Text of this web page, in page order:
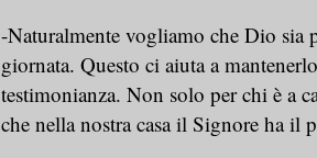
-Naturalmente vogliamo che Dio sia
giornata. Questo ci aiuta a
testimonianza. Non solo per chi è a
che nella nostra casa il Signore ha il